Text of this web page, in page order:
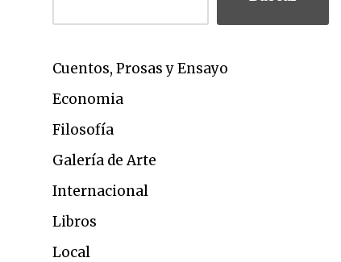
Cuentos, Prosas y Ensayo
Economia
Filosofía
Galería de Arte
Internacional
Libros
Local